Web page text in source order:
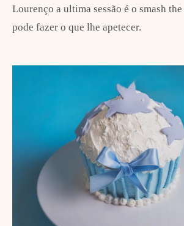
Lourenço a ultima sessão é o smash
pode fazer o que lhe apetecer.